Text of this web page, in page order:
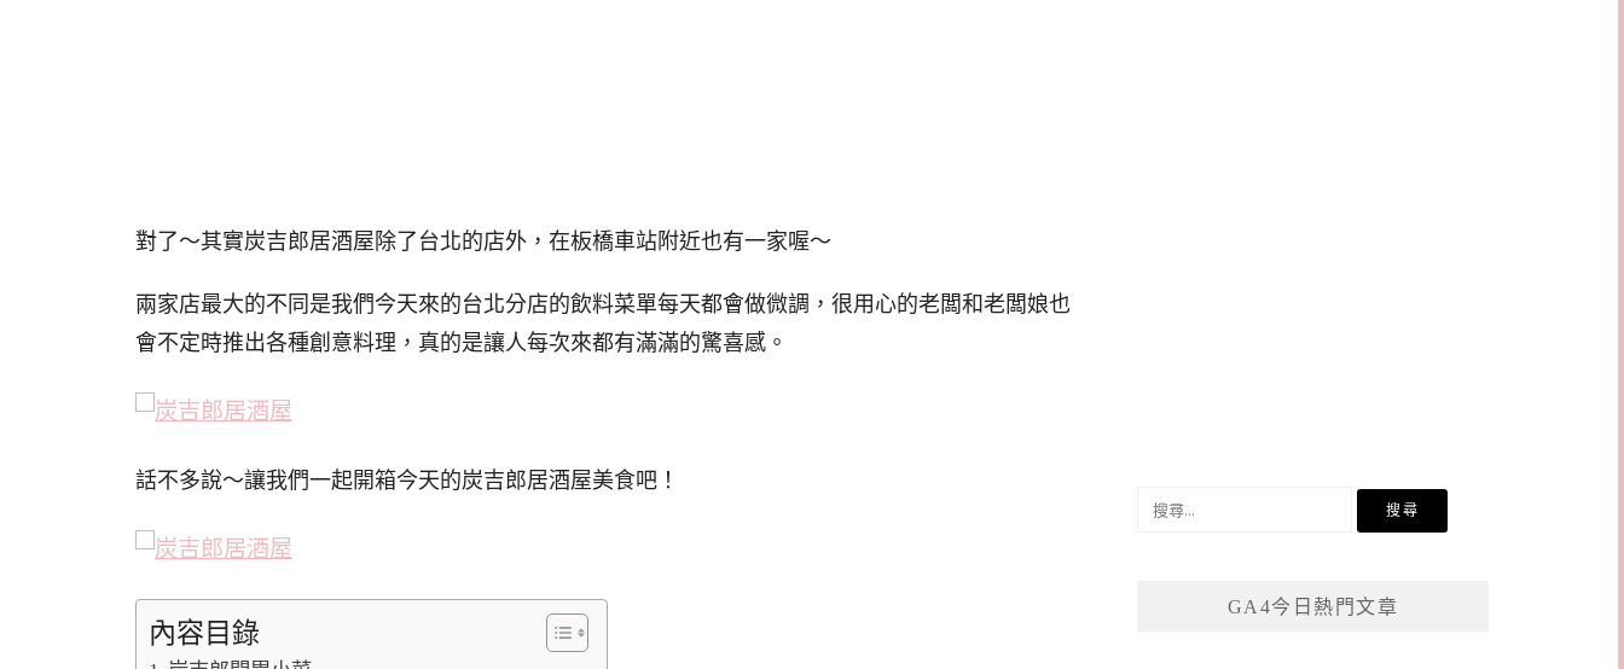
對了～其實炭吉郎居酒屋除了台北的店外，在板橋車站附近也有一家喔～
兩家店最大的不同是我們今天來的台北分店的飲料菜單每天都會做微調，很用心的老闆和老闆娘也
會不定時推出各種創意料理，真的是讓人每次來都有滿滿的驚喜感。
話不多說～讓我們一起開箱今天的炭吉郎居酒屋美食吧！
內容目錄
GA4今日熱門文章